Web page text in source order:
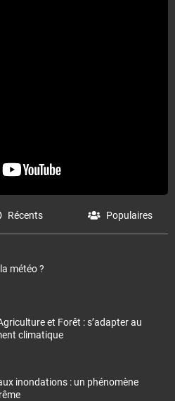
Récents Populaires
météo ?
et Forêt : s’adapter au
climatique
inondations : un phénomène